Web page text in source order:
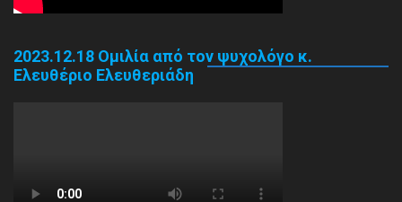
2023.12.18 Ομιλία από τον ψυχολόγο κ.
Ελευθέριο Ελευθεριάδη